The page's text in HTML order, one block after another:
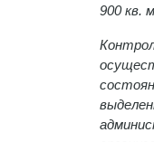
900 кв.